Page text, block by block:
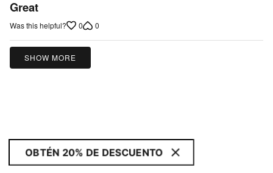
of
5
Great
Was this helpful? 0 0
SHOW MORE
OBTÉN 20% DE DESCUENTO